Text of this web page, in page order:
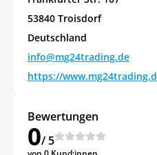
53840 Troisdorf
Deutschland
info@mg24trading.de
https://
Bewertungen
0/ 5